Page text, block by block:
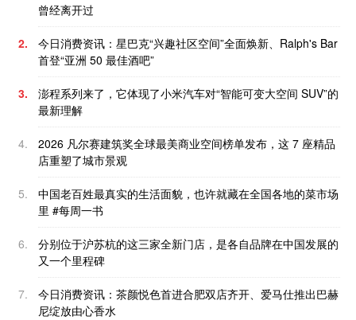
曾经离开过
2.
今日消费资讯：星巴克“兴趣社区空间”全面焕新、Ralph's Bar
首登“亚洲 50 最佳酒吧”
3.
澎程系列来了，它体现了小米汽车对“智能可变大空间 SUV”的
最新理解
4.
2026 凡尔赛建筑奖全球最美商业空间榜单发布，这 7 座精品
店重塑了城市景观
5.
中国老百姓最真实的生活面貌，也许就藏在全国各地的菜市场
里 #每周一书
6.
分别位于沪苏杭的这三家全新门店，是各自品牌在中国发展的
又一个里程碑
7.
今日消费资讯：茶颜悦色首进合肥双店齐开、爱马仕推出巴赫
尼绽放由心香水